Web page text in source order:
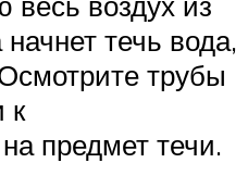
течь вода,
трубы
к
предмет течи.